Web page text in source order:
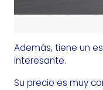
Además, tiene un
interesante.
Su precio es muy